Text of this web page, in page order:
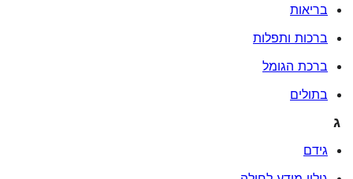
בריאות
ברכות ותפלות
ברכת הגומל
בתולים
ג
גידם